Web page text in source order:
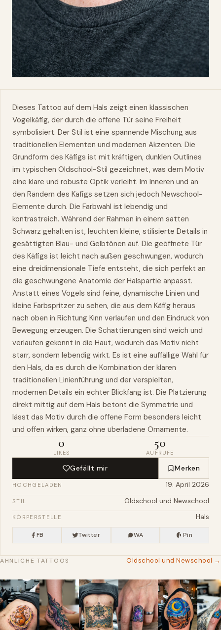
Dieses Tattoo auf dem Hals zeigt einen klassischen
Vogelkäfig, der durch die offene Tür seine Freiheit
symbolisiert. Der Stil ist eine spannende Mischung aus
traditionellen Elementen und modernen Akzenten. Die
Grundform des Käfigs ist mit kräftigen, dunklen Outlines
im typischen Oldschool-Stil gezeichnet, was dem Motiv
eine klare und robuste Optik verleiht. Im Inneren und an
den Rändern des Käfigs setzen sich jedoch Newschool-
Elemente durch. Die Farbwahl ist lebendig und
kontrastreich. Während der Rahmen in einem satten
Schwarz gehalten ist, leuchten kleine, stilisierte Details in
gesättigten Blau- und Gelbtönen auf. Die geöffnete Tür
des Käfigs ist leicht nach außen geschwungen, wodurch
eine dreidimensionale Tiefe entsteht, die sich perfekt an
die geschwungene Anatomie der Halspartie anpasst.
Anstatt eines Vogels sind feine, dynamische Linien und
kleine Farbspritzer zu sehen, die aus dem Käfig heraus
nach oben in Richtung Kinn verlaufen und den Eindruck von
Bewegung erzeugen. Die Schattierungen sind weich und
verlaufen gekonnt in die Haut, wodurch das Motiv nicht
starr, sondern lebendig wirkt. Es ist eine auffällige Wahl für
den Hals, da es durch die Kombination der klaren
traditionellen Linienführung und der verspielten,
modernen Details ein echter Blickfang ist. Die Platzierung
direkt mittig auf dem Hals betont die Symmetrie und
lässt das Motiv durch die offene Form besonders leicht
und offen wirken, ganz ohne überladene Ornamente.
0
LIKES
50
AUFRUFE
Gefällt mir Merken
HOCHGELADEN 19. April 2026
STIL Oldschool und Newschool
KÖRPERSTELLE Hals
FB Twitter WA Pin
ÄHNLICHE TATTOOS Oldschool und Newschool →